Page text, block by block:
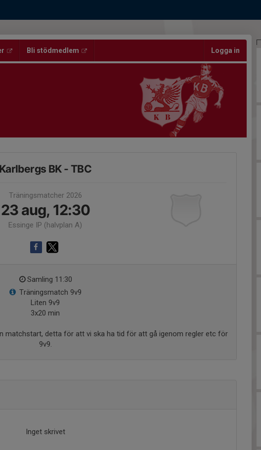
Bli stödmedlem Logga in
Karlbergs BK - TBC
Träningsmatcher 2026
23 aug, 12:30
Essinge IP (halvplan A)
Samling 11:30
Träningsmatch 9v9
Liten 9v9
3x20 min
matchstart, detta för att vi ska ha tid för att gå igenom regler etc för
9v9.
Inget skrivet